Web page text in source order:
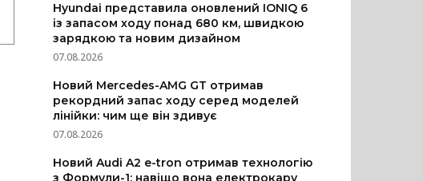
Hyundai представила оновлений IONIQ 6
із запасом ходу понад 680 км, швидкою
зарядкою та новим дизайном
07.08.2026
Новий Mercedes-AMG GT отримав
рекордний запас ходу серед моделей
лінійки: чим ще він здивує
07.08.2026
Новий Audi A2 e-tron отримав технологію
з Формули-1: навіщо вона електрокару